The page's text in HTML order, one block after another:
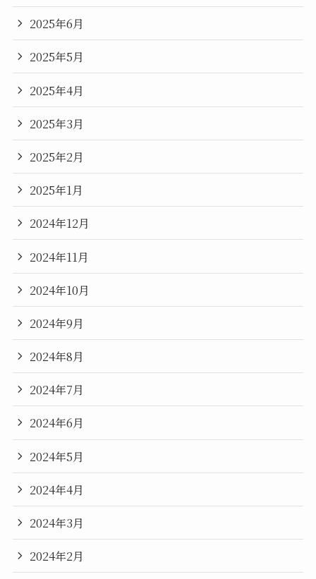
2025年6月
2025年5月
2025年4月
2025年3月
2025年2月
2025年1月
2024年12月
2024年11月
2024年10月
2024年9月
2024年8月
2024年7月
2024年6月
2024年5月
2024年4月
2024年3月
2024年2月